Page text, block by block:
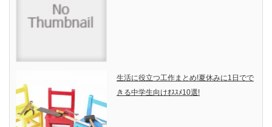
生活に役立つ工作まとめ!夏休みに1日でで
きる中学生向けｵｽｽﾒ10選!